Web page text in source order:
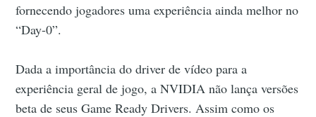
fornecendo jogadores uma experiência ainda melhor no
“Day-0”.
Dada a importância do driver de vídeo para a
experiência geral de jogo, a NVIDIA não lança versões
beta de seus Game Ready Drivers. Assim como os